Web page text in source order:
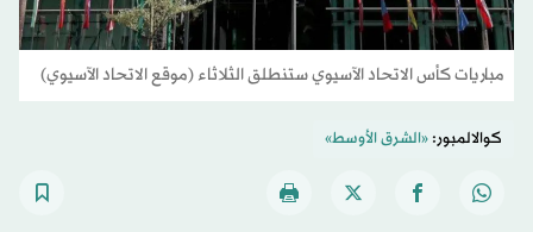
مباريات كأس الاتحاد الآسيوي ستنطلق الثلاثاء (موقع الاتحاد الآسيوي)
كوالالمبور:«الشرق الأوسط»